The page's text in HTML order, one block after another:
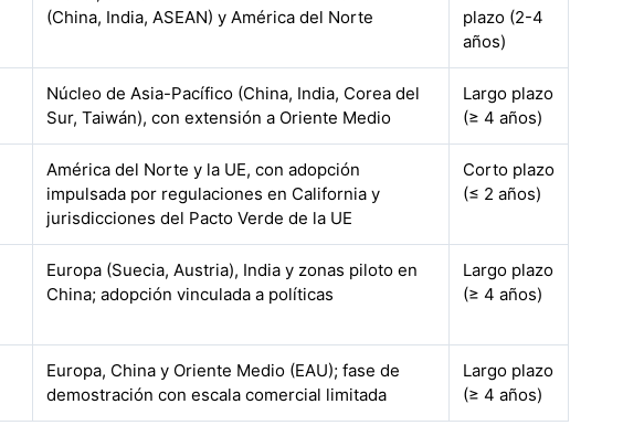
(China, India, ASEAN) y América del Norte
plazo (2-4
años)
Núcleo de Asia-Pacífico (China, India, Corea del
Sur, Taiwán), con extensión a Oriente Medio
Largo plazo
(≥ 4 años)
América del Norte y la UE, con adopción
impulsada por regulaciones en California y
jurisdicciones del Pacto Verde de la UE
Corto plazo
(≤ 2 años)
Europa (Suecia, Austria), India y zonas piloto en
China; adopción vinculada a políticas
Largo plazo
(≥ 4 años)
Europa, China y Oriente Medio (EAU); fase de
demostración con escala comercial limitada
Largo plazo
(≥ 4 años)